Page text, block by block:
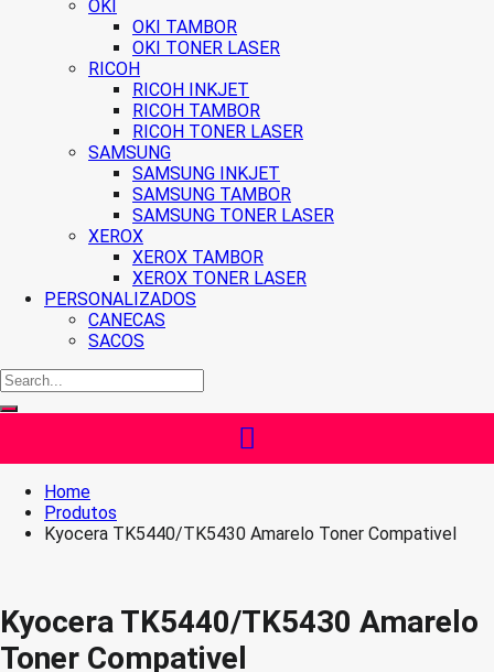
OKI
OKI TAMBOR
OKI TONER LASER
RICOH
RICOH INKJET
RICOH TAMBOR
RICOH TONER LASER
SAMSUNG
SAMSUNG INKJET
SAMSUNG TAMBOR
SAMSUNG TONER LASER
XEROX
XEROX TAMBOR
XEROX TONER LASER
PERSONALIZADOS
CANECAS
SACOS
Home
Produtos
Kyocera TK5440/TK5430 Amarelo Toner Compativel
Kyocera TK5440/TK5430 Amarelo
Toner Compativel